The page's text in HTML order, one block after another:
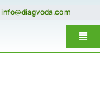
info@diagvoda.com